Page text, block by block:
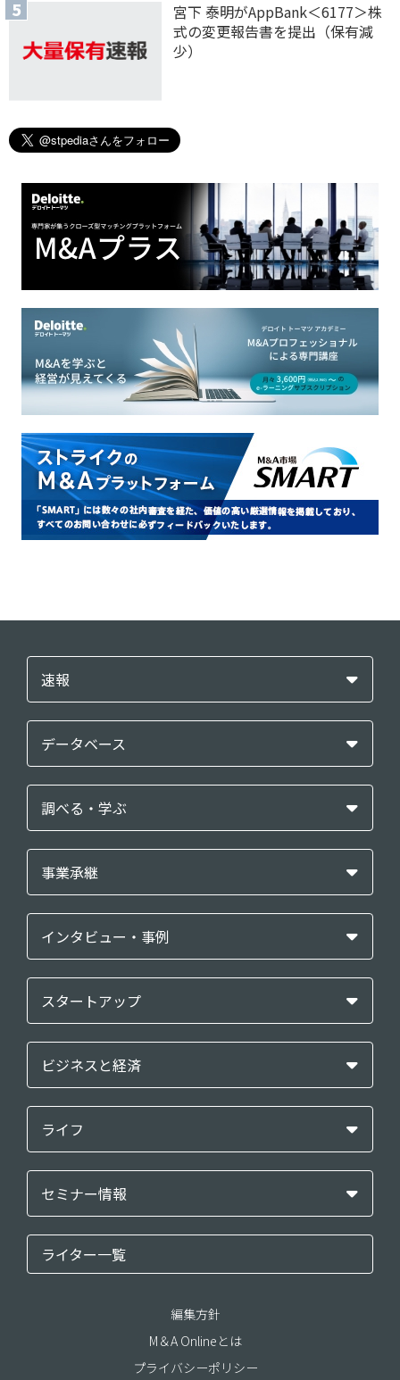
宮下 泰明がAppBank＜6177＞株
式の変更報告書を提出（保有減
少）
速報
データベース
調べる・学ぶ
事業承継
インタビュー・事例
スタートアップ
ビジネスと経済
ライフ
セミナー情報
ライター一覧
編集方針
M＆A Onlineとは
プライバシーポリシー